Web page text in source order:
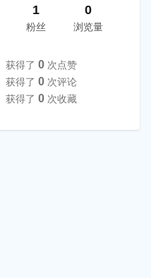
1
粉丝
0
浏览量
获得了 0 次点赞
获得了 0 次评论
获得了 0 次收藏